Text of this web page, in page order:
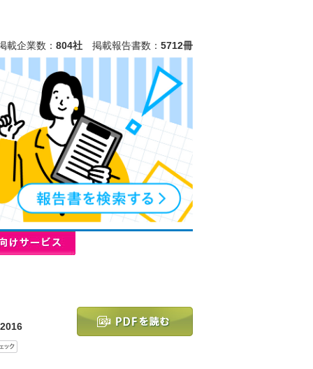
載企業数： 804社 掲載報告書数： 5712冊